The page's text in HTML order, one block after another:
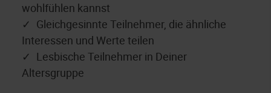
wohlfühlen kannst
Gleichgesinnte Teilnehmer, die ähnliche
Interessen und Werte teilen
Lesbische Teilnehmer in Deiner
Altersgruppe